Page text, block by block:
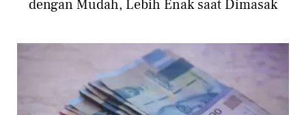
dengan Mudah, Lebih Enak saat Dimasak